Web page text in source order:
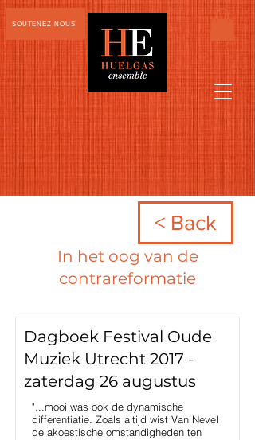
SOUTENEZ-NOUS
< Back
In het oog van de
contrareformatie
Dagboek Festival Oude
Muziek Utrecht 2017 -
zaterdag 26 augustus
"...mooi was ook de dynamische
differentiatie. Zoals altijd wist Van Nevel
de akoestische omstandigheden ten